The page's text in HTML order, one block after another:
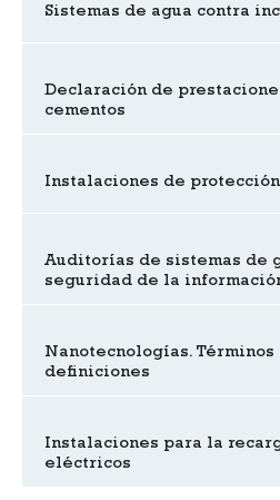
Sistemas de agua contra
Declaración de
cementos
Instalaciones de
Auditorías de sistemas de
seguridad de la
Nanotecnologías.
definiciones
Instalaciones para la
eléctricos